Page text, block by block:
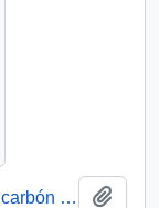
[Informa la situación de la industria del carbón de la VIII Región]